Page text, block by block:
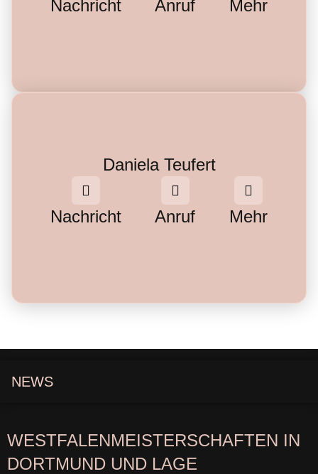
Nachricht Anruf Mehr
Daniela Teufert
Nachricht Anruf Mehr
NEWS
WESTFALENMEISTERSCHAFTEN IN
DORTMUND UND LAGE